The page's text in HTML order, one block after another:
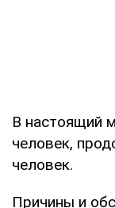
В настоящий
человек,
человек.
Причины и